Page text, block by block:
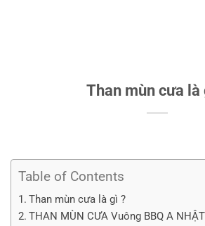
Than mùn cưa là
Table of Contents
Than mùn cưa là gì ?
THAN MÙN CƯA Vuông BBQ A